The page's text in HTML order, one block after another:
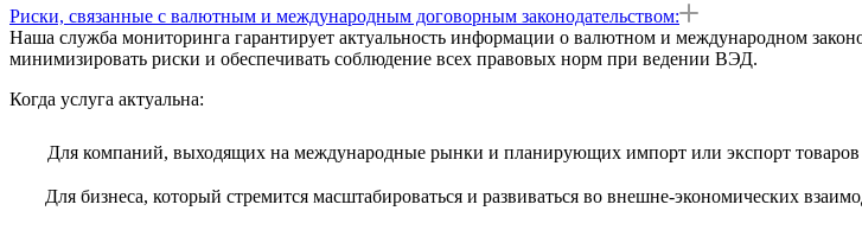
Риски, связанные с валютным и международным договорным законодательством:
Наша служба мониторинга гарантирует актуальность информации о валютном и международном
минимизировать риски и обеспечивать соблюдение всех правовых норм при ведении ВЭД.
Когда услуга актуальна:
Для компаний, выходящих на международные рынки и планирующих импорт или экспорт товаров
Для бизнеса, который стремится масштабироваться и развиваться во внешне-экономических